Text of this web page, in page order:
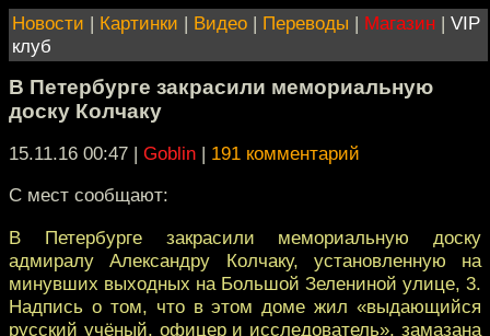
Новости | Картинки | Видео | Переводы | Магазин | VIP
клуб
В Петербурге закрасили мемориальную
доску Колчаку
15.11.16 00:47 | Goblin | 191 комментарий
С мест сообщают:
В Петербурге закрасили мемориальную доску
адмиралу Александру Колчаку, установленную на
минувших выходных на Большой Зелениной улице, 3.
Надпись о том, что в этом доме жил «выдающийся
русский учёный, офицер и исследователь», замазана